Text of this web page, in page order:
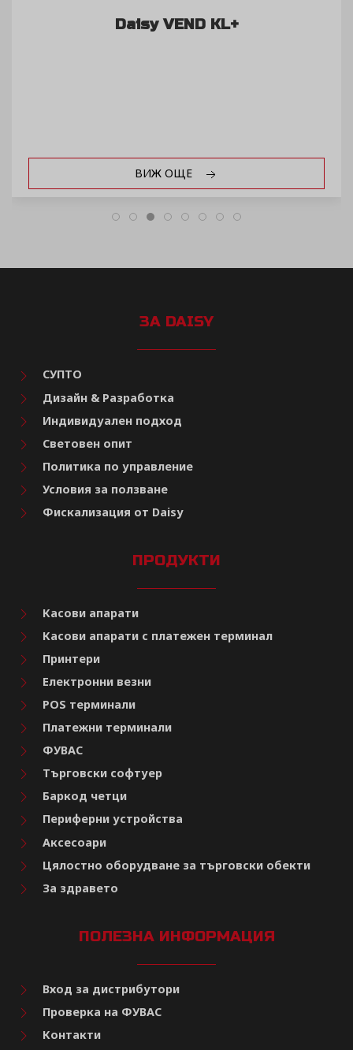
Daisy VEND KL+
ВИЖ ОЩЕ
ЗА DAISY
СУПТО
Дизайн & Разработка
Индивидуален подход
Световен опит
Политика по управление
Условия за ползване
Фискализация от Daisy
ПРОДУКТИ
Касови апарати
Касови апарати с платежен терминал
Принтери
Електронни везни
POS терминали
Платежни терминали
ФУВАС
Търговски софтуер
Баркод четци
Периферни устройства
Аксесоари
Цялостно оборудване за търговски обекти
За здравето
ПОЛЕЗНА ИНФОРМАЦИЯ
Вход за дистрибутори
Проверка на ФУВАС
Контакти